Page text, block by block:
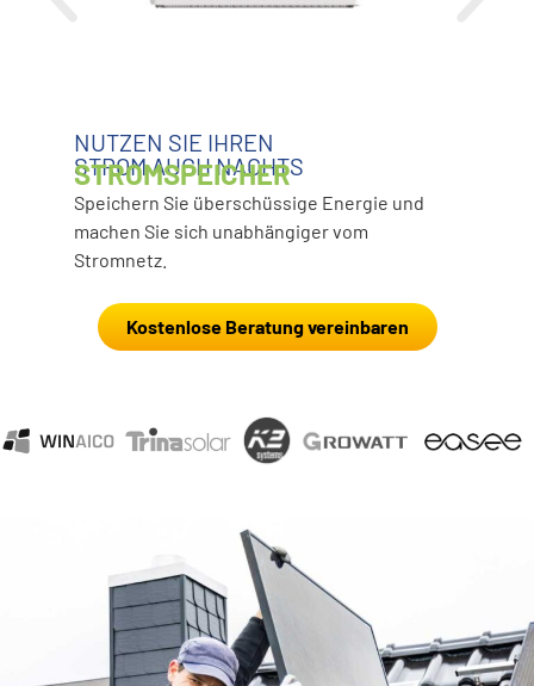
NUTZEN SIE IHREN
STROM AUCH NACHTS
STROMSPEICHER
Speichern Sie überschüssige Energie und
machen Sie sich unabhängiger vom
Stromnetz.
Kostenlose Beratung vereinbaren